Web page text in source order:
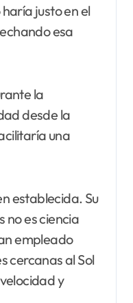
justo en el
esa
la
desde la
una
establecida. Su
no es ciencia
empleado
cercanas al Sol
y